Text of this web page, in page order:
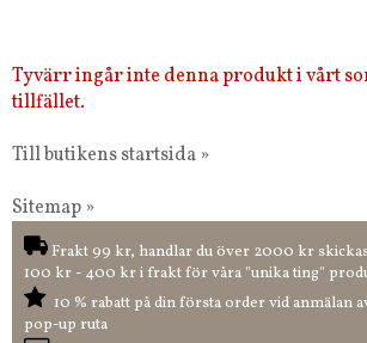
Tyvärr ingår inte denna produkt i vårt
tillfället.
Till butikens startsida »
Sitemap »
Frakt 99 kr, handlar du över 2000 kr
100 kr - 400 kr i frakt för våra "unika ting"
10 % rabatt på din första order vid anmälan
pop-up ruta